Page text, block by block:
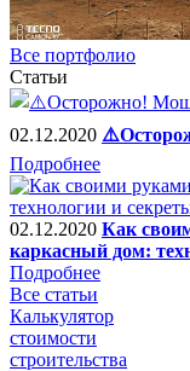
Все портфолио
Статьи
02.12.2020
Подробнее
02.12.2020 Как
каркасный дом:
Подробнее
Все статьи
Калькулятор
стоимости
строительства